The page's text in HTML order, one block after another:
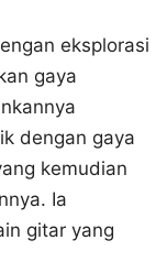
eksplorasi
gaya
dengan gaya
kemudian
Ia
gitar yang